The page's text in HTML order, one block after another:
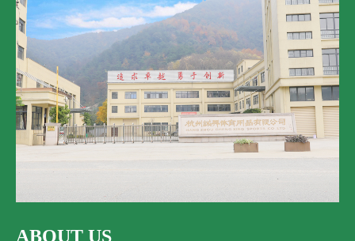
ABOUT US